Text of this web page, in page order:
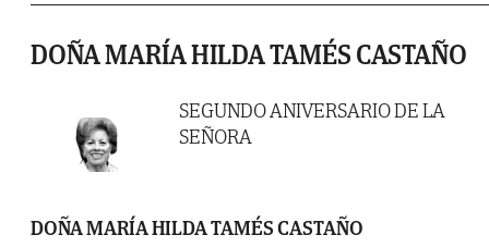
DOÑA MARÍA HILDA TAMÉS CASTAÑO
SEGUNDO ANIVERSARIO DE LA
SEÑORA
DOÑA MARÍA HILDA TAMÉS CASTAÑO